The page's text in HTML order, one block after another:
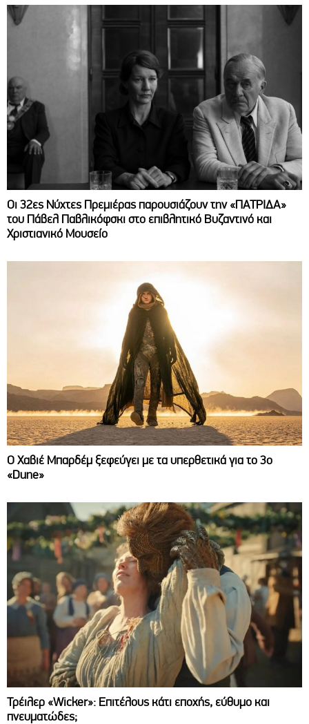
Οι 32ες Νύχτες Πρεμιέρας παρουσιάζουν την «ΠΑΤΡΙΔΑ»
του Πάβελ Παβλικόφσκι στο επιβλητικό Βυζαντινό και
Χριστιανικό Μουσείο
O Χαβιέ Μπαρδέμ ξεφεύγει με τα υπερθετικά για το 3ο
«Dune»
Τρέιλερ «Wicker»: Επιτέλους κάτι εποχής, εύθυμο και
πνευματώδες;